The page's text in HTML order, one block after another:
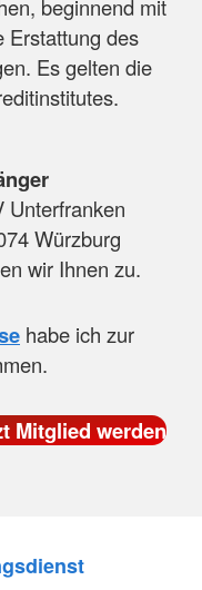
beginnend mit
Erstattung des
Es gelten die
Unterfranken
Würzburg
wir Ihnen zu.
habe ich zur